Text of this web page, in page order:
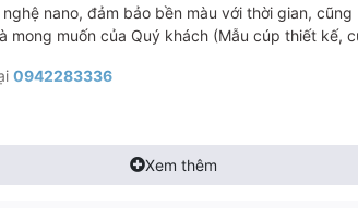
nano, đảm bảo bền màu với thời gian,
muốn của Quý khách (Mẫu cúp thiết kế,
0942283336
𝐈𝐧𝐬 𝐕𝐢𝐞𝐭 𝐍𝐚𝐦Xem thêm